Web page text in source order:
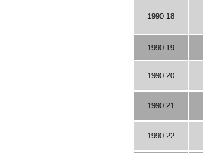
1990.18
1990.19
1990.20
1990.21
1990.22